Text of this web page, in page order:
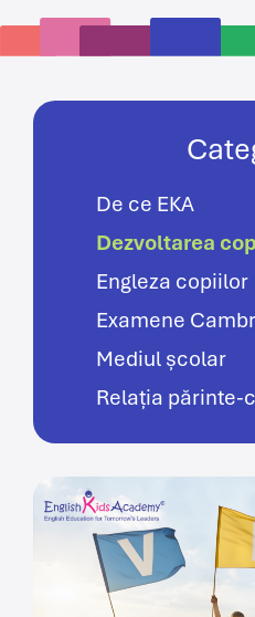
De ce EKA
Dezvoltarea
Engleza copiilor
Examene
Mediul școlar
Relația părinte-